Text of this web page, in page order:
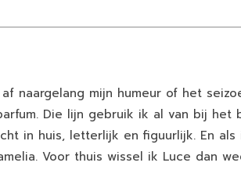
naargelang mijn humeur of het
Die lijn gebruik ik al van bij het
in huis, letterlijk en figuurlijk. En
Voor thuis wissel ik Luce dan